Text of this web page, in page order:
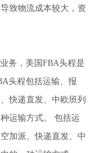
致物流成本较大，资
务，美国FBA头程是
头程包括运输、报
快递直发、中欧班列
运输方式。 包括运
加派、快递直发、中